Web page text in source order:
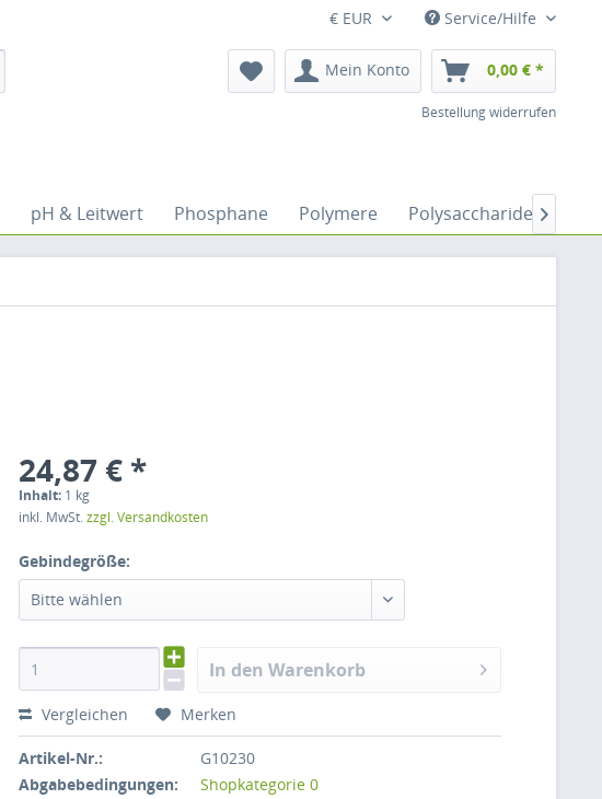
€ EUR Service/Hilfe
Mein Konto 0,00 € *
Bestellung widerrufen
pH & Leitwert Phosphane Polymere Polysaccharide 
24,87 € *
Inhalt: 1 kg
inkl. MwSt.zzgl. Versandkosten
Gebindegröße:
Bitte wählen
In den Warenkorb
Vergleichen Merken
Artikel-Nr.:
G10230
Abgabebedingungen:
Shopkategorie 0